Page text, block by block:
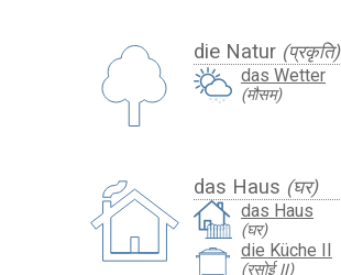
die Natur (प्रकृति)
das Wetter
(मौसम)
das Haus (घर)
das Haus
(घर)
die Küche II
(रसोई II)